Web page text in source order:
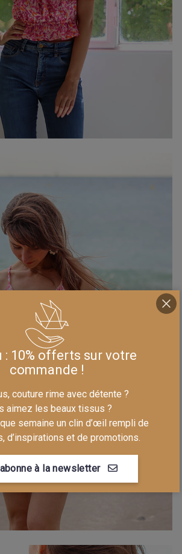
: 10% offerts sur votre
commande !
couture rime avec détente ?
aimez les beaux tissus ?
semaine un clin d’œil rempli de
d’inspirations et de promotions.
à la newsletter